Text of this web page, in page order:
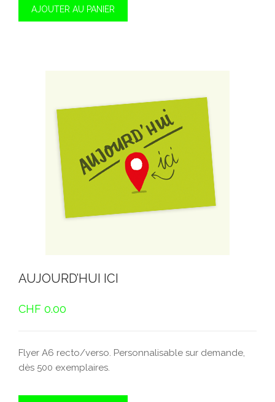
AJOUTER AU PANIER
AUJOURD’HUI ICI
CHF 0.00
Flyer A6 recto/verso. Personnalisable sur demande,
dès 500 exemplaires.